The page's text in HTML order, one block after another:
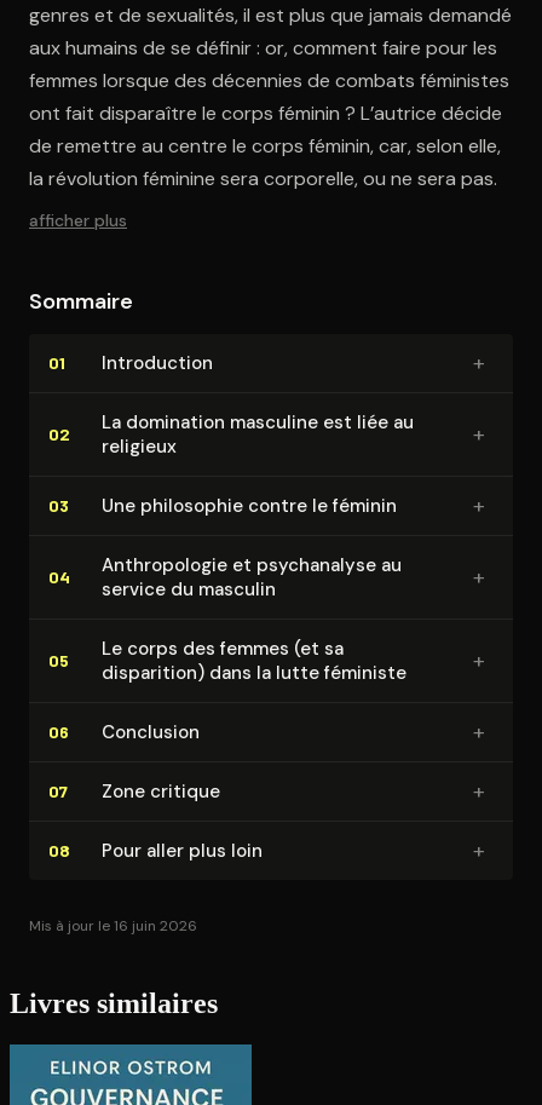
genres et de sexualités, il est plus que jamais demandé
aux humains de se définir : or, comment faire pour les
femmes lorsque des décennies de combats féministes
ont fait disparaître le corps féminin ? L’autrice décide
de remettre au centre le corps féminin, car, selon elle,
la révolution féminine sera corporelle, ou ne sera pas.
afficher plus
Sommaire
01 In­tro­duc­tion +
02
La domination masculine est liée au
religieux
+
03 Une philosophie contre le féminin +
04
An­thro­po­lo­gie et psy­cha­na­lyse au
service du masculin
+
05
Le corps des femmes (et sa
disparition) dans la lutte féministe
+
06 Conclusion +
07 Zone critique +
08 Pour aller plus loin +
Mis à jour le 16 juin 2026
Livres similaires